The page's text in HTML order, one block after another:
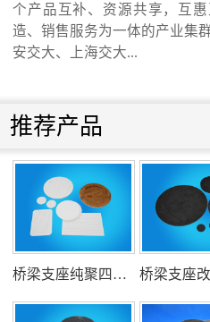
与环境新材料成果
氟塑料行业兴氟沙
个产品互补、资源共享，互
造、销售服务为一体的产业集
安交大、上海交大...
推荐产品
桥梁支座纯聚四氟乙烯滑板